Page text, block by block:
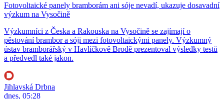
Fotovoltaické panely bramborám ani sóje nevadí, ukazuje dosavadní
výzkum na Vysočině
Výzkumníci z Česka a Rakouska na Vysočině se zajímají o
pěstování brambor a sóji mezi fotovoltaickými panely. Výzkumný
ústav bramborářský v Havlíčkově Brodě prezentoval výsledky testů
a předvedl také jakon.
Jihlavská Drbna
dnes, 05:28